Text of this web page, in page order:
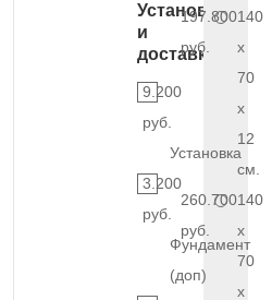
Установка
и
доставка
9.200
руб.
Установка
3.200
руб.
Фундамент
(доп)
197.800
руб.
140
x
70
x
12
см.
260.700
руб.
140
x
70
x